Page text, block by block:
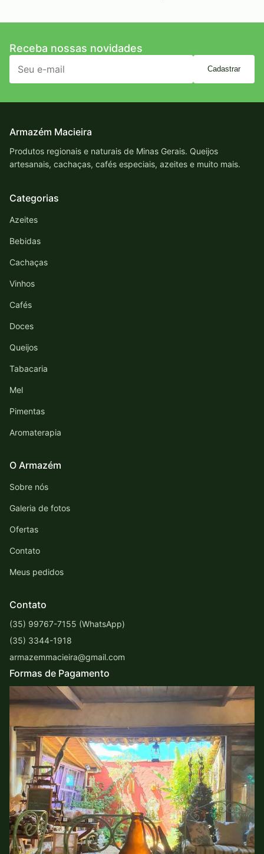
Receba nossas novidades
Cadastrar
Armazém Macieira
Produtos regionais e naturais de Minas Gerais. Queijos
artesanais, cachaças, cafés especiais, azeites e muito mais.
Categorias
Azeites
Bebidas
Cachaças
Vinhos
Cafés
Doces
Queijos
Tabacaria
Mel
Pimentas
Aromaterapia
O Armazém
Sobre nós
Galeria de fotos
Ofertas
Contato
Meus pedidos
Contato
(35) 99767-7155 (WhatsApp)
(35) 3344-1918
armazemmacieira@gmail.com
Formas de Pagamento